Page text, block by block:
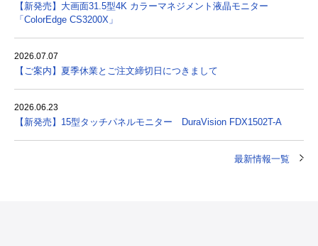
【新発売】大画面31.5型4K カラーマネジメント液晶モニター
「ColorEdge CS3200X」
2026.07.07
【ご案内】夏季休業とご注文締切日につきまして
2026.06.23
【新発売】15型タッチパネルモニター DuraVision FDX1502T-A
最新情報一覧